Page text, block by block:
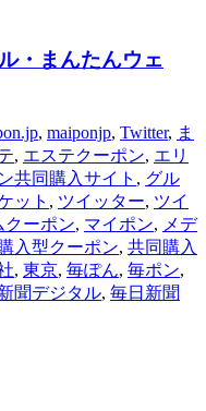
・まんたんウェ
, maiponjp, Twitter, ま
, エステクーポン, エリ
共同購入サイト , グル
ット , ツイッター, ツイ
クーポン, マイポン, メデ
入型クーポン, 共同購入
, 東京, 毎ぽん, 毎ポン,
聞デジタル, 毎日新聞